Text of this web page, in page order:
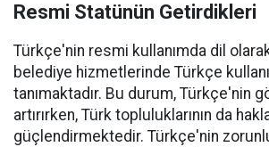
Resmi Statünün Getirdikleri
Türkçe'nin resmi kullanımda dil
belediye hizmetlerinde Türkçe
tanımaktadır. Bu durum, Türkçe'nin
artırırken, Türk topluluklarının da
güçlendirmektedir. Türkçe'nin